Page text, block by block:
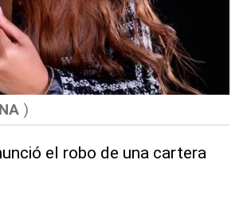
)
el robo de una cartera